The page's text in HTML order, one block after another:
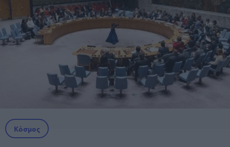
Κόσμος